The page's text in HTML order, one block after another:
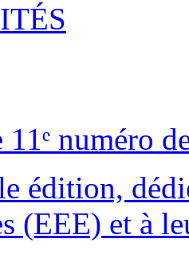
11ᵉ numéro
édition,
(EEE) et à